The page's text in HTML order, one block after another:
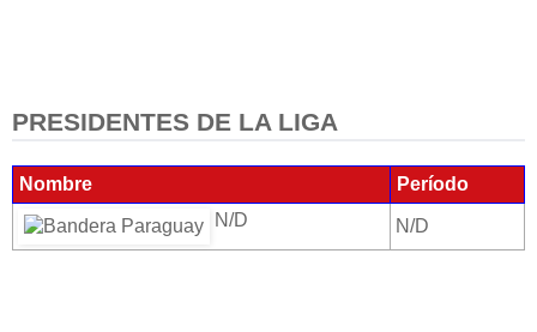
PRESIDENTES DE LA LIGA
Nombre
Período
N/D
N/D